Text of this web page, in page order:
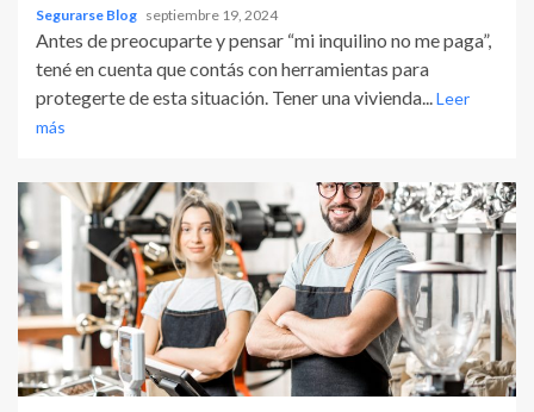
Segurarse Blog septiembre 19, 2024
Antes de preocuparte y pensar “mi inquilino no me paga”,
tené en cuenta que contás con herramientas para
protegerte de esta situación. Tener una vivienda...Leer
más